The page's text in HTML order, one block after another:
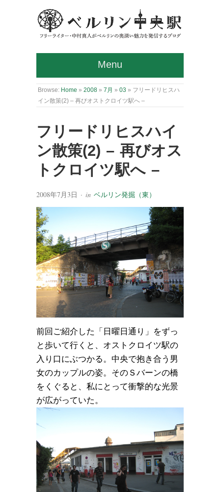
Menu
Browse: Home » 2008 » 7月 » 03 » フリードリヒスハ
イン散策(2) – 再びオストクロイツ駅へ –
フリードリヒスハイ
ン散策(2) – 再びオス
トクロイツ駅へ –
2008年7月3日 · in ベルリン発掘（東）
前回ご紹介した「日曜日通り」をずっ
と歩いて行くと、オストクロイツ駅の
入り口にぶつかる。中央で抱き合う男
女のカップルの姿。そのＳバーンの橋
をくぐると、私にとって衝撃的な光景
が広がっていた。